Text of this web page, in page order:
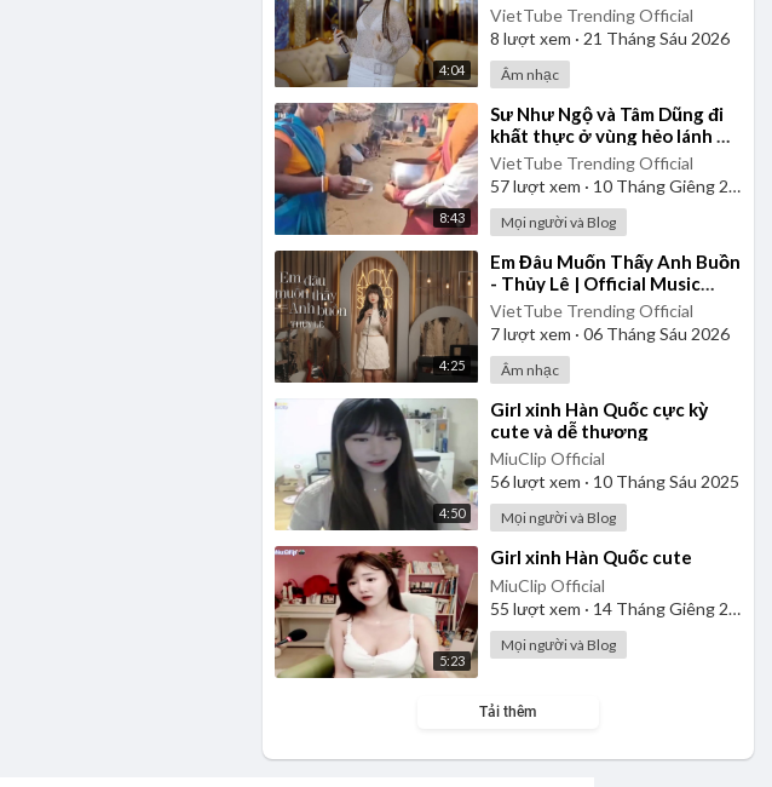
4:04
VietTube Trending Official
8 lượt xem · 21 Tháng Sáu 2026
Âm nhạc
8:43
⁣Sư Như Ngộ và Tâm Dũng đi
khất thực ở vùng hẻo lánh Ấn
Độ được người dân địa
phương yêu quý
VietTube Trending Official
57lượt xem · 10 Tháng Giêng 2025
Mọi người và Blog
4:25
⁣Em Đâu Muốn Thấy Anh Buồn
- Thủy Lê | Official Music
Video
VietTube Trending Official
7lượt xem · 06 Tháng Sáu 2026
Âm nhạc
4:50
⁣Girl xinh Hàn Quốc cực kỳ
cute và dễ thương
MiuClip Official
56lượt xem · 10 Tháng Sáu 2025
Mọi người và Blog
5:23
⁣Girl xinh Hàn Quốc cute
MiuClip Official
55 lượt xem · 14 Tháng Giêng 2025
Mọi người và Blog
Tải thêm